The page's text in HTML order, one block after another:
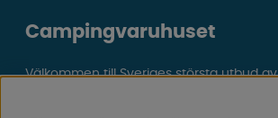
Campingvaruhuset
Välkommen till Sveriges största utbud av